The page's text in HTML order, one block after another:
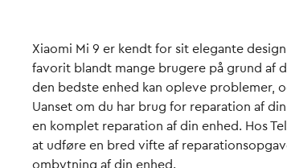
Xiaomi Mi 9 er kendt for sit elegante
favorit blandt mange brugere på grund af
den bedste enhed kan opleve problemer,
Uanset om du har brug for reparation af
en komplet reparation af din enhed. Hos
at udføre en bred vifte af
ombytning af din enhed.